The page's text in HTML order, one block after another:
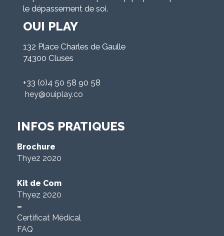
le dépassement de soi.
OUI PLAY
132 Place Charles de Gaulle
74300 Cluses
+33 (0)4 50 58 90 58
hey@ouiplay.co
INFOS PRATIQUES
Brochure
Thyez 2020
Kit de Com
Thyez 2020
–
Certificat Médical
FAQ